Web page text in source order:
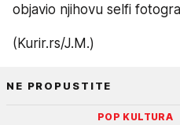
objavio njihovu selfi
(Kurir.rs/J.M.)
NE PROPUSTITE
POP KULTURA